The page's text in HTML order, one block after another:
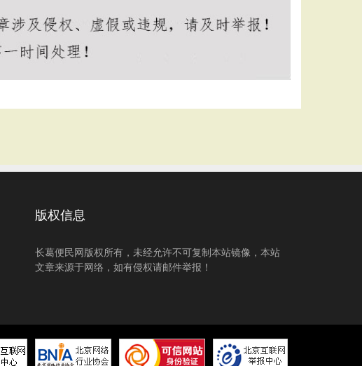
版权信息
长葛便民网版权所有，未经允许不可复制本站镜像，本站
文章来源于网络，如有侵权请邮件举报！